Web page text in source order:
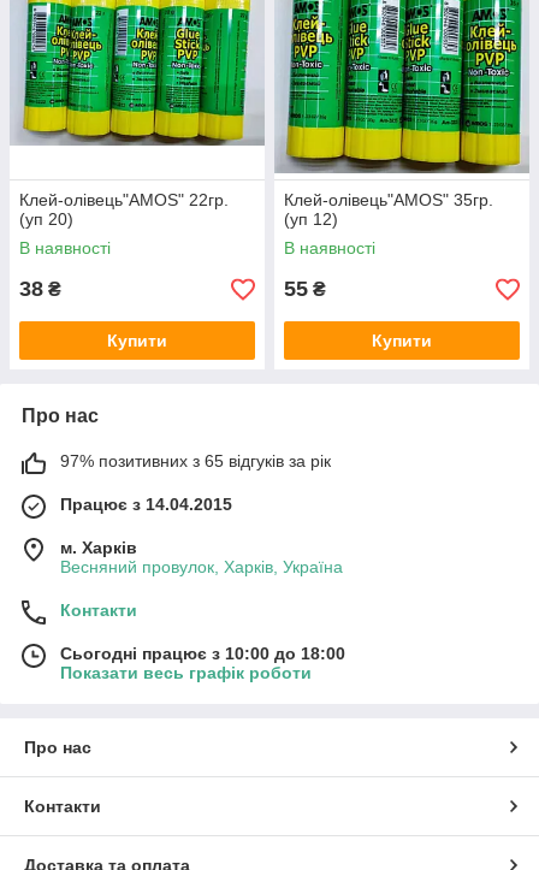
Клей-олівець"AMOS" 22гр.
(уп 20)
В наявності
38 ₴
Купити
Клей-олівець"AMOS" 35гр.
(уп 12)
В наявності
55 ₴
Купити
Про нас
97% позитивних з 65 відгуків за рік
Працює з 14.04.2015
м. Харків
Весняний провулок, Харків, Україна
Контакти
Сьогодні працює з 10:00 до 18:00
Показати весь графік роботи
Про нас
Контакти
Доставка та оплата